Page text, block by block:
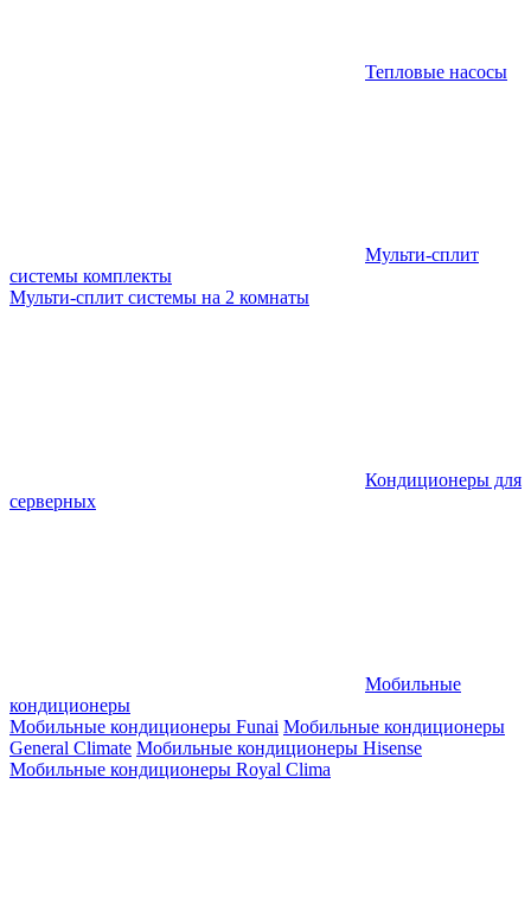
Тепловые насосы
Мульти-сплит
системы комплекты
Мульти-сплит системы на 2 комнаты
Кондиционеры для
серверных
Мобильные
кондиционеры
Мобильные кондиционеры Funai Мобильные кондиционеры
General Climate Мобильные кондиционеры Hisense
Мобильные кондиционеры Royal Clima